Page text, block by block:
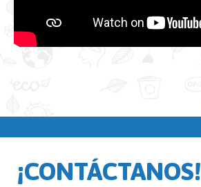
¡CONTÁCTANOS!